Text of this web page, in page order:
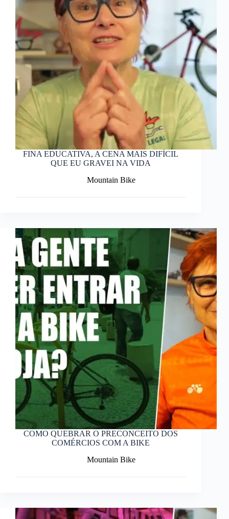
FINA EDUCATIVA, A CENA MAIS DIFÍCIL
QUE EU GRAVEI NA VIDA
Mountain Bike
COMO QUEBRAR O PRECONCEITO DOS
COMÉRCIOS COM A BIKE
Mountain Bike